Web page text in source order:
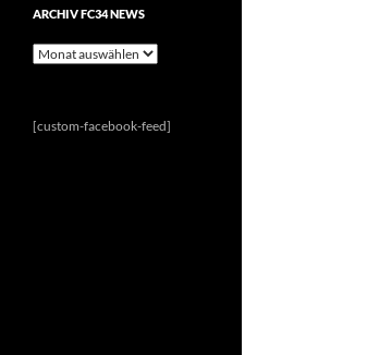
ARCHIV FC34 NEWS
Archiv
[custom-facebook-feed]